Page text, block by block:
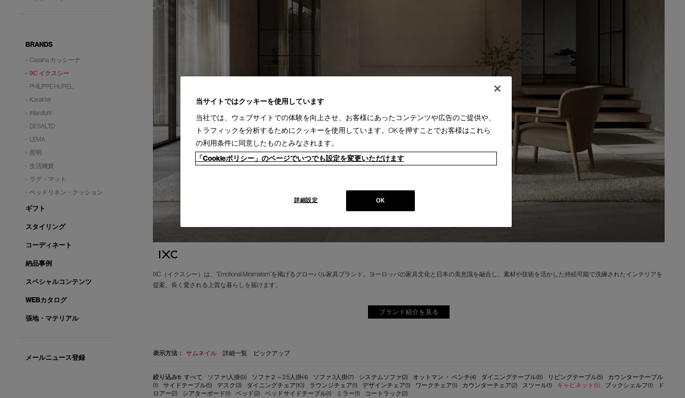
IXC（イクスシー）は、”Emotional Minimalism”を掲げるグローバル家具ブランド。ヨーロッパの家具文化と日本の美意識を融合し、素材や技術を活かした持続可能で洗練されたインテリアを
提案。長く愛される上質な暮らしを届けます。
ブランド紹介を見る
表示方法： サムネイル 詳細一覧 ピックアップ
すべて ソファ1人掛(9) ソファ２～2.5人掛(4) ソファ 3人掛(7) システムソファ(2) オットマン ・ ベンチ(4) ダイニングテーブル(8) リビングテーブル(5)
カウンターテーブル
(1)
サイドテーブル(5) デスク(3) ダイニングチェア(10) ラウンジチェア(1) デザインチェア(1) ワークチェア(1) カウンターチェア(2) スツール(1) キャビネット(5) ブックシェルフ(1)
ド
ロアー(2)
シアターボード(1) ベッド(2) ベッドサイドテーブル(1) ミラー(1) コートラック(2)
BRANDS
Cassina カッシーナ
IXC イクスシー
PHILIPPE HUREL
Karakter
Interstuhl
DESALTO
LEMA
照明
生活雑貨
ラグ・マット
ベッドリネン・クッション
ギフト
スタイリング
コーディネート
納品事例
スペシャルコンテンツ
WEBカタログ
張地・マテリアル
メールニュース登録
当サイトではクッキーを使用しています
当社では、ウェブサイトでの体験を向上させ、お客様にあったコンテンツや広告のご提供や、
トラフィックを分析するためにクッキーを使用しています。OKを押すことでお客様はこれら
の利用条件に同意したものとみなされます。
「Cookieポリシー」のページでいつでも設定を変更いただけます
OK
詳細設定